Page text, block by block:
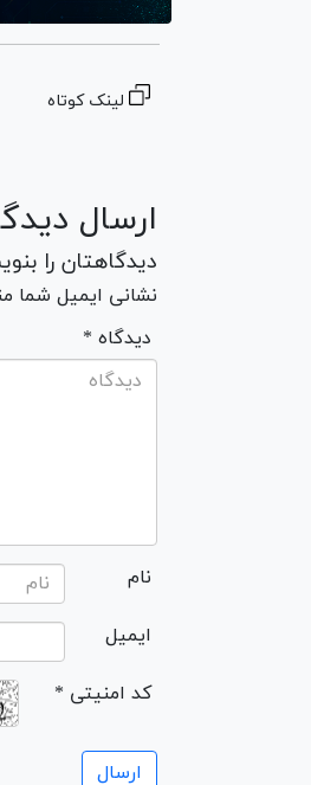
لینک کوتاه
ارسال
دیدگاهتان را
نشانی ایمیل شما
* دیدگاه
نام
ایمیل
* کد امنیتی